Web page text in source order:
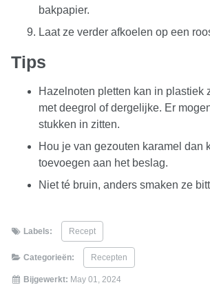
bakpapier.
Laat ze verder afkoelen op een
Tips
Hazelnoten pletten kan in plastiek
met deegrol of dergelijke. Er
stukken in zitten.
Hou je van gezouten karamel dan
toevoegen aan het beslag.
Niet té bruin, anders smaken ze
Labels: Recept
Categorieën: Recepten
Bijgewerkt: May 01, 2024